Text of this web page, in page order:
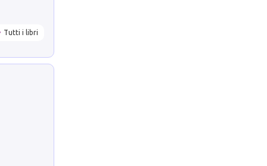
Tutti i libri